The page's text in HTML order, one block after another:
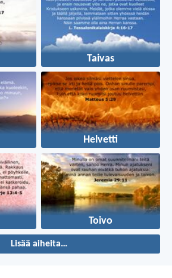
Taivas
Helvetti
Toivo
Lisää aiheita…